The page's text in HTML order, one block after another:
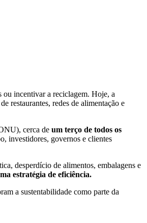
incentivar a reciclagem. Hoje, a
restaurantes, redes de alimentação e
cerca de um terço de todos os
investidores, governos e clientes
desperdício de alimentos, embalagens e
estratégia de eficiência.
a sustentabilidade como parte da